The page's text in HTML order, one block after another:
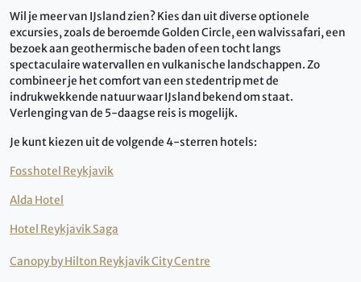
Wil je meer van IJsland zien? Kies dan uit diverse optionele
excursies, zoals de beroemde Golden Circle, een walvissafari, een
bezoek aan geothermische baden of een tocht langs
spectaculaire watervallen en vulkanische landschappen. Zo
combineer je het comfort van een stedentrip met de
indrukwekkende natuur waar IJsland bekend om staat.
Verlenging van de 5-daagse reis is mogelijk.
Je kunt kiezen uit de volgende 4-sterren hotels:
Fosshotel Reykjavik
Alda Hotel
Hotel Reykjavik Saga
Canopy by Hilton Reykjavik City Centre